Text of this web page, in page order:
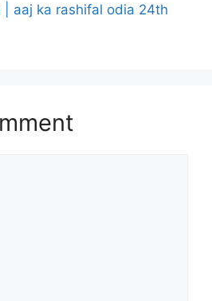
| aaj ka rashifal odia 24th